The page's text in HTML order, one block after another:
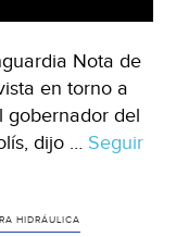
Nota de
en torno a
gobernador del
dijo … Seguir
HIDRÁULICA